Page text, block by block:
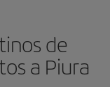
de
a Piura